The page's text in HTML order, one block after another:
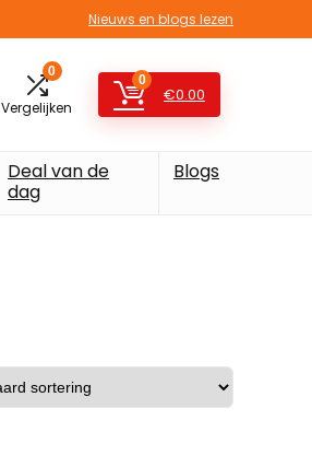
Nieuws en blogs lezen
0
Vergelijken
0
€0.00
Deal van de
dag
Blogs